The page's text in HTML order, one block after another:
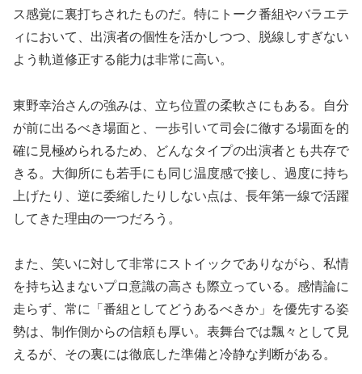
ス感覚に裏打ちされたものだ。特にトーク番組やバラエテ
ィにおいて、出演者の個性を活かしつつ、脱線しすぎない
よう軌道修正する能力は非常に高い。
東野幸治さんの強みは、立ち位置の柔軟さにもある。自分
が前に出るべき場面と、一歩引いて司会に徹する場面を的
確に見極められるため、どんなタイプの出演者とも共存で
きる。大御所にも若手にも同じ温度感で接し、過度に持ち
上げたり、逆に委縮したりしない点は、長年第一線で活躍
してきた理由の一つだろう。
また、笑いに対して非常にストイックでありながら、私情
を持ち込まないプロ意識の高さも際立っている。感情論に
走らず、常に「番組としてどうあるべきか」を優先する姿
勢は、制作側からの信頼も厚い。表舞台では飄々として見
えるが、その裏には徹底した準備と冷静な判断がある。